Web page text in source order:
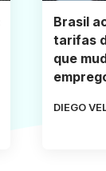
Brasil
tarifas
que
DIEGO